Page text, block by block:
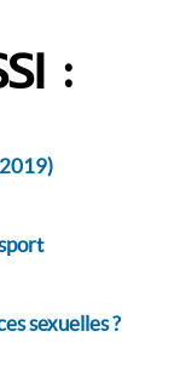
:
sexuelles ?